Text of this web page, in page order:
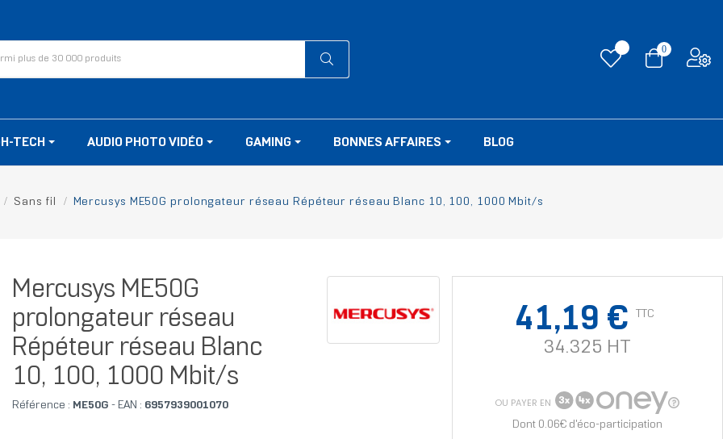
0
TECH AUDIO PHOTO VIDÉO GAMING BONNES AFFAIRES BLOG
Sans fil Mercusys ME50G prolongateur réseau Répéteur réseau Blanc 10, 100, 1000 Mbit/s
Mercusys ME50G
prolongateur réseau
Répéteur réseau Blanc
10, 100, 1000 Mbit/s
Référence : ME50G - EAN : 6957939001070
41,19 € TTC
34.325 HT
OU PAYER EN
Dont 0.06€ d'éco-participation